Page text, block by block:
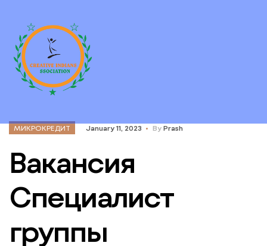
МИКРОКРЕДИТ January 11, 2023 By Prash
Вакансия
Специалист
группы